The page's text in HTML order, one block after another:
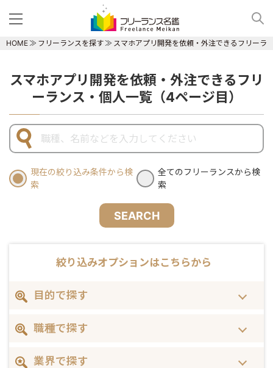
HOME フリーランスを探す スマホアプリ開発を依頼・外注できるフリーラ
スマホアプリ開発を依頼・外注できるフリ
ーランス・個人一覧（4ページ目）
現在の絞り込み条件から検
索
全てのフリーランスから検
索
SEARCH
絞り込みオプションはこちらから
目的で探す
職種で探す
業界で探す